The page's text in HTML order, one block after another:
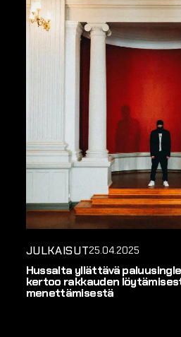
JULKAISUT25.04.2025
Hussalta yllättävä
kertoo rakkauden
menettämisestä